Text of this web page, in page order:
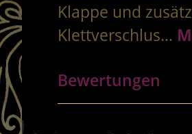
Klappe und
Klettverschlus…
Bewertungen